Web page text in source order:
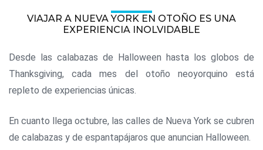
VIAJAR A NUEVA YORK EN OTOÑO ES UNA
EXPERIENCIA INOLVIDABLE
Desde las calabazas de Halloween hasta los globos de
Thanksgiving, cada mes del otoño neoyorquino está
repleto de experiencias únicas.
En cuanto llega octubre, las calles de Nueva York se cubren
de calabazas y de espantapájaros que anuncian Halloween.